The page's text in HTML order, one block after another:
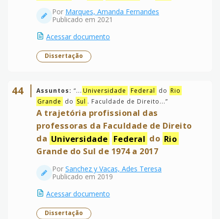
Por Marques, Amanda Fernandes
Publicado em 2021
Acessar documento
Dissertação
44 Assuntos: “... Universidade Federal do Rio
Grande do Sul . Faculdade de Direito...”
A trajetória profissional das
professoras da Faculdade de Direito
da Universidade Federal do Rio
Grande do Sul de 1974 a 2017
Por Sanchez y Vacas, Ades Teresa
Publicado em 2019
Acessar documento
Dissertação